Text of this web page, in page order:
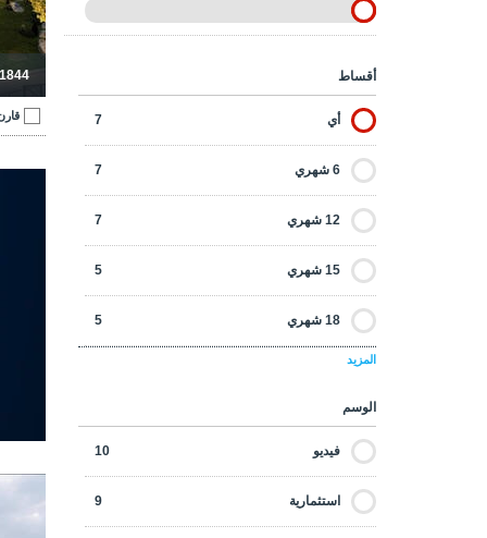
أقساط
أي 7
6 شهري 7
12 شهري 7
15 شهري 5
18 شهري 5
المزيد
الوسم
فيديو 10
استثمارية 9